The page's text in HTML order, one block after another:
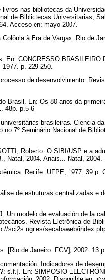
nas bibliotecas da
de Bibliotecas Universitarias,
Acceso en: mayo 2007.
à Era de Vargas. Rio de
En: CONGRESSO BRASILEIRO
p. 229-250.
de desenvolvimento.
Brasil. En: Os 80 anos da
48p. p.5-6.
brasileiras. Ciencia
7º Seminário Nacional de
Roberto. O SIBI/USP e a
Natal, 2004. Anais... Natal, 2004.
Recife: UFPE, 1977. 39 p.
de estruturas centralizadas e
Un modelo de evaluación de la
Revista Eletrônica de
sci2s.ugr.es/secabaweb/
[Rio de Janeiro: FGV], 2002. 13 p.
Indicadores de
s.f.]. En: SIMPOSIO
2002. Disponible en: